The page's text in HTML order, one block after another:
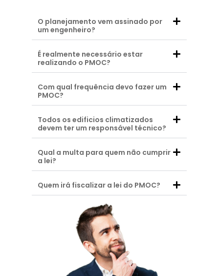
O planejamento vem assinado por
um engenheiro?
É realmente necessário estar
realizando o PMOC?
Com qual frequência devo fazer um
PMOC?
Todos os edificios climatizados
devem ter um responsável técnico?
Qual a multa para quem não cumprir
a lei?
Quem irá fiscalizar a lei do PMOC?